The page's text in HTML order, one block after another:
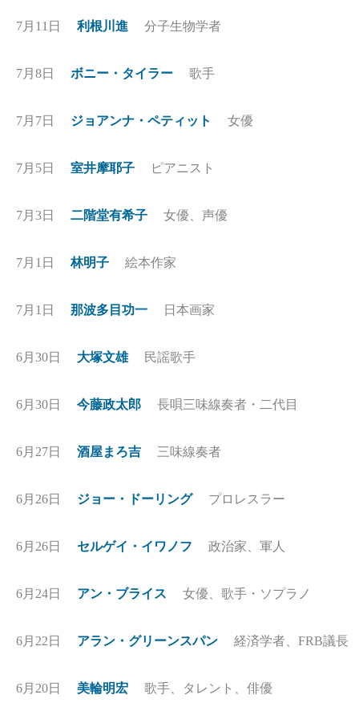
7月11日 利根川進 分子生物学者
7月8日 ボニー・タイラー 歌手
7月7日 ジョアンナ・ペティット 女優
7月5日 室井摩耶子 ピアニスト
7月3日 二階堂有希子 女優、声優
7月1日 林明子 絵本作家
7月1日 那波多目功一 日本画家
6月30日 大塚文雄 民謡歌手
6月30日 今藤政太郎 長唄三味線奏者・二代目
6月27日 酒屋まろ吉 三味線奏者
6月26日 ジョー・ドーリング プロレスラー
6月26日 セルゲイ・イワノフ 政治家、軍人
6月24日 アン・ブライス 女優、歌手・ソプラノ
6月22日 アラン・グリーンスパン 経済学者、FRB議長
6月20日 美輪明宏 歌手、タレント、俳優